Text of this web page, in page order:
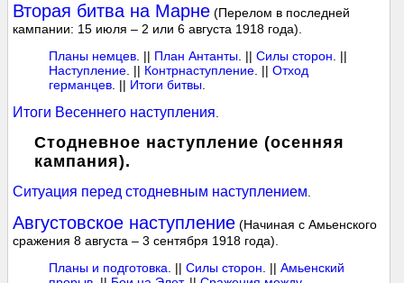
Вторая битва на Марне (Перелом в последней
кампании: 15 июля – 2 или 6 августа 1918 года).
Планы немцев . || План Антанты . ||Силы сторон . ||
Наступление . || Контрнаступление . ||Отход
германцев . || Итоги битвы
Итоги Весеннего наступления
Стодневное наступление (осенняя
кампания).
Ситуация перед стодневным наступлением
Августовское наступление (Начиная с Амьенского
сражения 8 августа – 3 сентября 1918 года).
Планы и подготовка . ||Силы сторон . ||Амьенский